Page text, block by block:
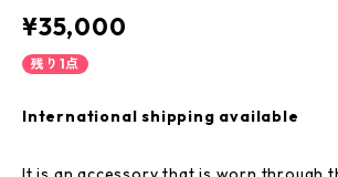
¥35,000
残り1点
International shipping available